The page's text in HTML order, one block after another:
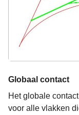
Globaal contact
Het globale
voor alle vlakken